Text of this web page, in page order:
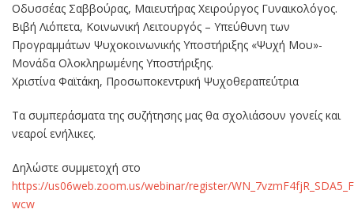
Οδυσσέας Σαββούρας, Μαιευτήρας Χειρούργος Γυναικολόγος.
Βιβή Λιόπετα, Κοινωνική Λειτουργός – Υπεύθυνη των
Προγραμμάτων Ψυχοκοινωνικής Υποστήριξης «Ψυχή Μου»-
Μονάδα Ολοκληρωμένης Υποστήριξης.
Χριστίνα Φαϊτάκη, Προσωποκεντρική Ψυχοθεραπεύτρια
Τα συμπεράσματα της συζήτησης μας θα σχολιάσουν γονείς και
νεαροί ενήλικες.
Δηλώστε συμμετοχή στο
https://us06web.zoom.us/webinar/register/
wcw